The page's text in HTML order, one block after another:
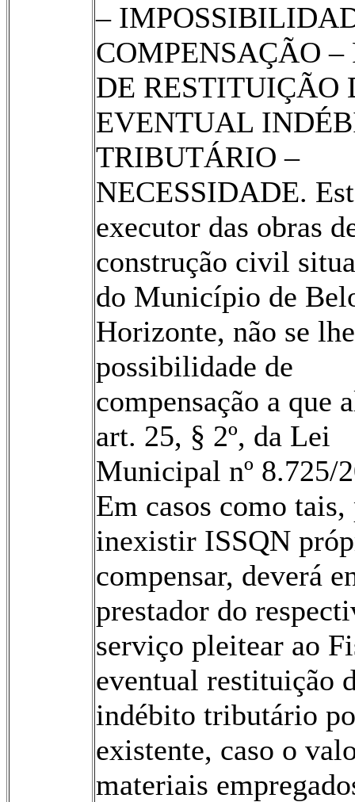
–
COMPENSAÇÃO –
DE RESTITUIÇÃO
EVENTUAL
TRIBUTÁRIO –
NECESSIDADE.
executor das obras
construção civil
do Município de
Horizonte, não se
possibilidade de
compensação a que
art. 25, § 2º, da Lei
Municipal nº 8.725/
Em casos como tais,
inexistir ISSQN
compensar, deverá
prestador do
serviço pleitear ao
eventual restituição
indébito tributário
existente, caso o
materiais